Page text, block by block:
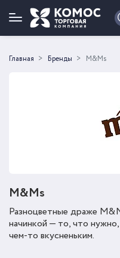
Главная Бренды M&Ms
M&Ms
Разноцветные драже
начинкой — то, что
чем-то вкусненьким.